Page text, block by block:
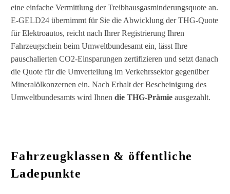
eine einfache Vermittlung der Treibhausgasminderungsquote an.
E-GELD24 übernimmt für Sie die Abwicklung der THG-Quote
für Elektroautos, reicht nach Ihrer Registrierung Ihren
Fahrzeugschein beim Umweltbundesamt ein, lässt Ihre
pauschalierten CO2-Einsparungen zertifizieren und setzt danach
die Quote für die Umverteilung im Verkehrssektor gegenüber
Mineralölkonzernen ein. Nach Erhalt der Bescheinigung des
Umweltbundesamts wird Ihnen die THG-Prämie ausgezahlt.
Fahrzeugklassen & öffentliche
Ladepunkte